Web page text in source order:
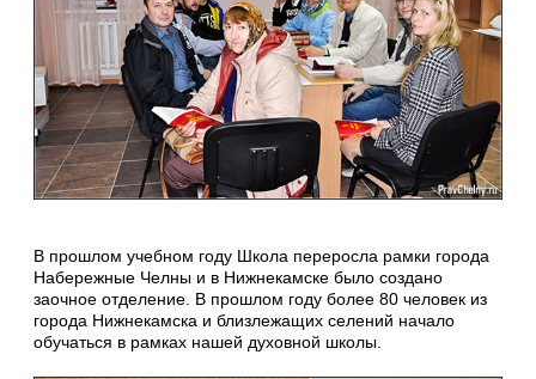
В прошлом учебном году Школа переросла рамки города
Набережные Челны и в Нижнекамске было создано
заочное отделение. В прошлом году более 80 человек из
города Нижнекамска и близлежащих селений начало
обучаться в рамках нашей духовной школы.